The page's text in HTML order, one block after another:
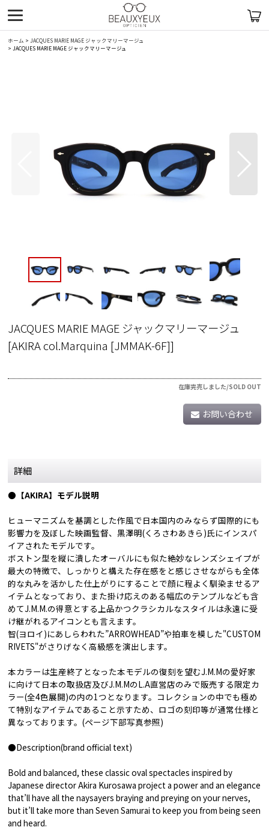
ホーム > JACQUES MARIE MAGE ジャックマリーマージュ
> JACQUES MARIE MAGE ジャックマリーマージュ
JACQUES MARIE MAGE ジャックマリーマージュ
[AKIRA col.Marquina [JMMAK-6F]]
在庫完売しました/SOLD OUT
お問い合わせ
詳細
●【AKIRA】モデル説明
ヒューマニズムを基調とした作風で日本国内のみならず国際的にも
影響力を及ぼした映画監督、黒澤明(くろさわあきら)氏にインスパ
イアされたモデルです。
ボストン型を縦に潰したオーバルにも似た絶妙なレンズシェイプが
最大の特徴で、しっかりと構えた存在感をと感じさせながらも全体
的な丸みを活かした仕上がりにすることで顔に程よく馴染ませるア
イテムとなっており、また掛け応えのある幅広のテンプルなども含
めてJ.M.M.の得意とする上品かつクラシカルなスタイルは永遠に受
け継がれるアイコンとも言えます。
智(ヨロイ)にあしらわれた”ARROWHEAD”や拍車を模した"CUSTOM
RIVETS"がさりげなく高級感を演出します。
本カラーは生産終了となった本モデルの復刻を望むJ.M.Mの愛好家
に向けて日本の取扱店及びJ.M.MのL.A直営店のみで販売する限定カ
ラー(全4色展開)の内の1つとなります。コレクションの中でも極め
て特別なアイテムであること示すため、ロゴの刻印等が通常仕様と
異なっております。(ページ下部写真参照)
●Description(brand official text)
Bold and balanced, these classic oval spectacles inspired by
Japanese director Akira Kurosawa project a power and an elegance
that’ll have all the naysayers braying and preying on your nerves,
but it’ll take more than Seven Samurai to keep you from being seen
and heard.